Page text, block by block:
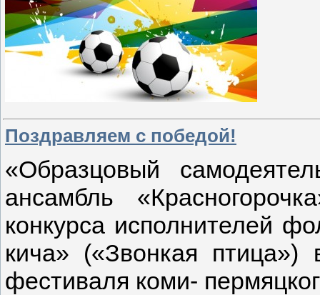
Поздравляем с победой!
«Образцовый
ансамбль
конкурса исполнителей
кича» («Звонкая
фестиваля коми-